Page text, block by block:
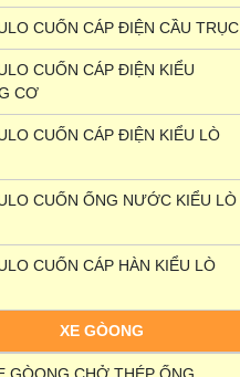
CUỐN CÁP ĐIỆN CẦU TRỤC
CUỐN CÁP ĐIỆN KIỂU
CƠ
CUỐN CÁP ĐIỆN KIỂU LÒ
CUỐN ỐNG NƯỚC KIỂU LÒ
CUỐN CÁP HÀN KIỂU LÒ
XE GÒONG